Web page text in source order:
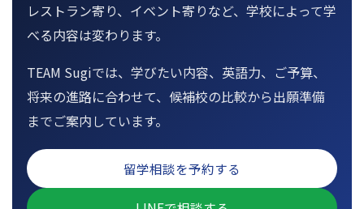
レストラン寄り、イベント寄りなど、学校によって学
べる内容は変わります。
TEAM Sugiでは、学びたい内容、英語力、ご予算、
将来の進路に合わせて、候補校の比較から出願準備
までご案内しています。
留学相談を予約する